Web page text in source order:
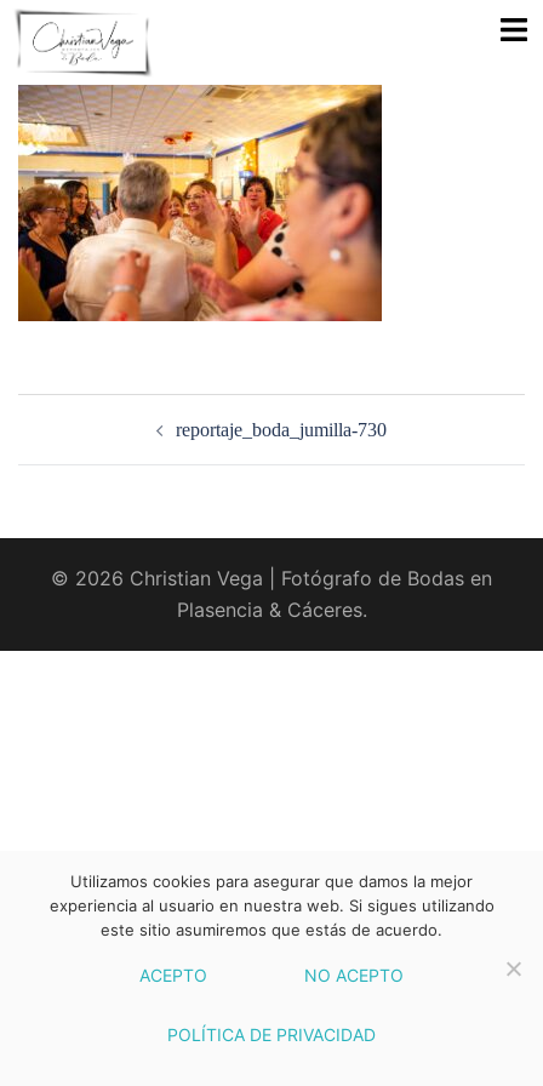
Saltar
contenido
reportaje_boda_jumilla-730
© 2026 Christian Vega | Fotógrafo de Bodas en
Plasencia & Cáceres.
Utilizamos cookies para asegurar que damos la mejor
experiencia al usuario en nuestra web. Si sigues utilizando
este sitio asumiremos que estás de acuerdo.
ACEPTO NO ACEPTO
POLÍTICA DE PRIVACIDAD